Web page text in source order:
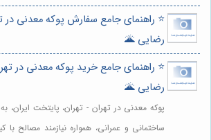
⭐️ راهنمای جامع سفارش پوکه معدنی در
رضایی 🌋
⭐️ راهنمای جامع خرید پوکه معدنی در
رضایی 🌋
پوکه معدنی در تهران - تهران، پایتخت ایران،
ساختمانی و عمرانی، همواره نیازمند مصالح